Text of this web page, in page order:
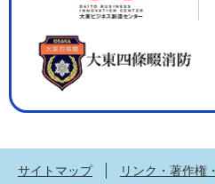
サイトマップ
リンク・著作権